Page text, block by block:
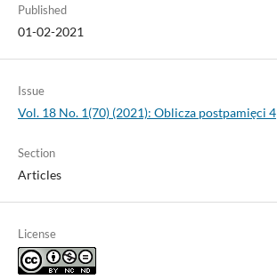
Published
01-02-2021
Issue
Vol. 18 No. 1(70) (2021): Oblicza postpamięci 4
Section
Articles
License